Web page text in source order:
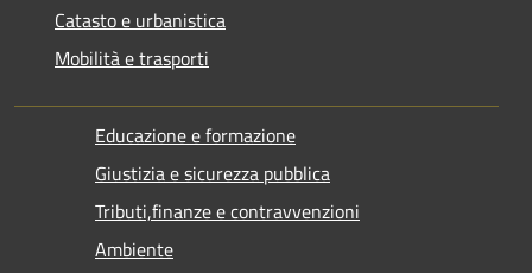
Catasto e urbanistica
Mobilità e trasporti
Educazione e formazione
Giustizia e sicurezza pubblica
Tributi,finanze e contravvenzioni
Ambiente